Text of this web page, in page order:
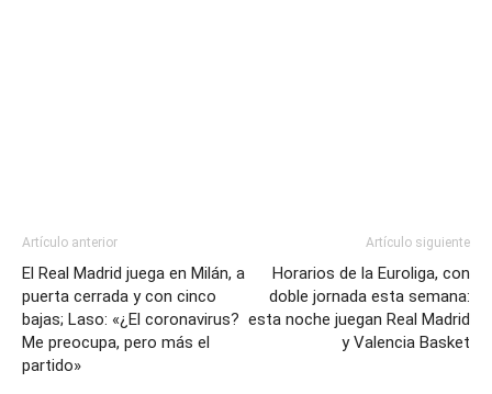
Artículo anterior
El Real Madrid juega en Milán, a
puerta cerrada y con cinco
bajas; Laso: «¿El coronavirus?
Me preocupa, pero más el
partido»
Artículo siguiente
Horarios de la Euroliga, con
doble jornada esta semana:
esta noche juegan Real Madrid
y Valencia Basket